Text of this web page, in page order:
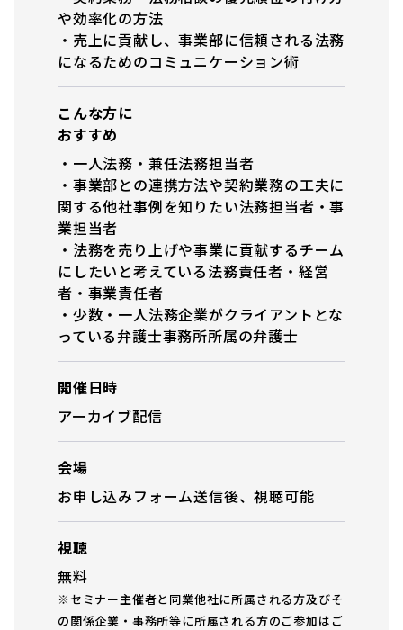
や効率化の方法
・売上に貢献し、事業部に信頼される法務
になるためのコミュニケーション術
こんな方に
おすすめ
・一人法務・兼任法務担当者
・事業部との連携方法や契約業務の工夫に
関する他社事例を知りたい法務担当者・事
業担当者
・法務を売り上げや事業に貢献するチーム
にしたいと考えている法務責任者・経営
者・事業責任者
・少数・一人法務企業がクライアントとな
っている弁護士事務所所属の弁護士
開催日時
アーカイブ配信
会場
お申し込みフォーム送信後、視聴可能
視聴
無料
※セミナー主催者と同業他社に所属される方及びそ
の関係企業・事務所等に所属される方のご参加はご